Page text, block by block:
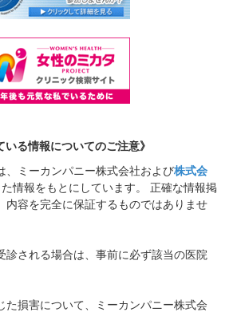
いる情報についてのご注意》
、ミーカンパニー株式会社および株式会
情報をもとにしています。 正確な情報掲
内容を完全に保証するものではありませ
診される場合は、事前に必ず該当の医院
た損害について、ミーカンパニー株式会